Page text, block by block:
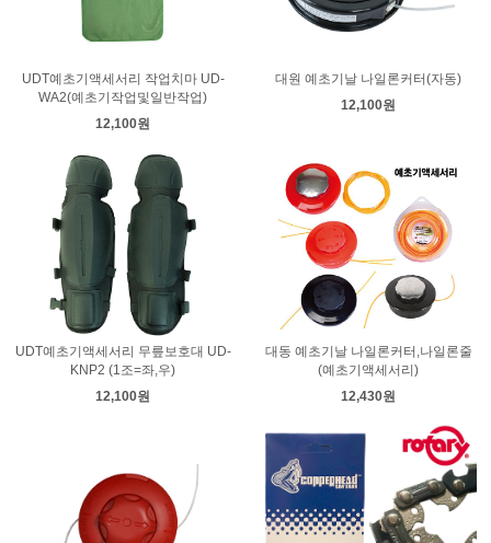
UDT예초기액세서리 작업치마 UD-
WA2(예초기작업및일반작업)
12,100원
대원 예초기날 나일론커터(자동)
12,100원
UDT예초기액세서리 무릎보호대 UD-
KNP2 (1조=좌,우)
12,100원
대동 예초기날 나일론커터,나일론줄
(예초기액세서리)
12,430원